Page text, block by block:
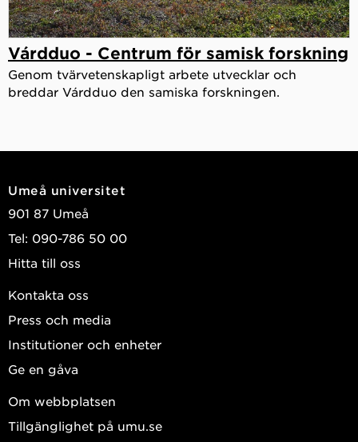
Várdduo - Centrum för samisk forskning
Genom tvärvetenskapligt arbete utvecklar och
breddar Várdduo den samiska forskningen.
Umeå universitet
901 87 Umeå
Tel: 090-786 50 00
Hitta till oss
Kontakta oss
Press och media
Institutioner och enheter
Ge en gåva
Om webbplatsen
Tillgänglighet på umu.se